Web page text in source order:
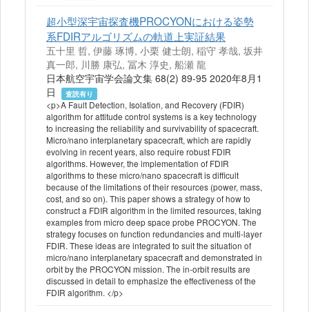
超小型深宇宙探査機PROCYONにおける姿勢
系FDIRアルゴリズムの軌道上実証結果
五十里 哲, 伊藤 琢博, 小栗 健士朗, 稲守 孝哉, 坂井
真一郎, 川勝 康弘, 冨木 淳史, 船瀬 龍
日本航空宇宙学会論文集 68(2) 89-95 2020年8月1
日
査読有り
<p>A Fault Detection, Isolation, and Recovery (FDIR)
algorithm for attitude control systems is a key technology
to increasing the reliability and survivability of spacecraft.
Micro/nano interplanetary spacecraft, which are rapidly
evolving in recent years, also require robust FDIR
algorithms. However, the implementation of FDIR
algorithms to these micro/nano spacecraft is difficult
because of the limitations of their resources (power, mass,
cost, and so on). This paper shows a strategy of how to
construct a FDIR algorithm in the limited resources, taking
examples from micro deep space probe PROCYON. The
strategy focuses on function redundancies and multi-layer
FDIR. These ideas are integrated to suit the situation of
micro/nano interplanetary spacecraft and demonstrated in
orbit by the PROCYON mission. The in-orbit results are
discussed in detail to emphasize the effectiveness of the
FDIR algorithm. </p>